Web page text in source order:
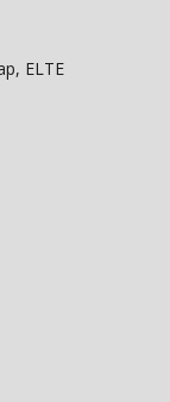
ELTE